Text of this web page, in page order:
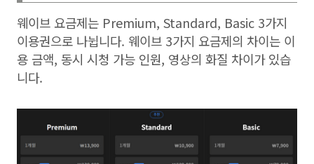
웨이브 요금제는 Premium, Standard, Basic 3가지
이용권으로 나뉩니다. 웨이브 3가지 요금제의 차이는 이
용 금액, 동시 시청 가능 인원, 영상의 화질 차이가 있습
니다.